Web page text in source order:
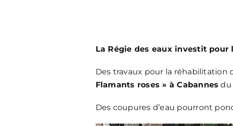
La Régie des eaux investit
Des travaux pour la réhabilitation
Flamants roses » à Cabannes du
Des coupures d’eau pourront